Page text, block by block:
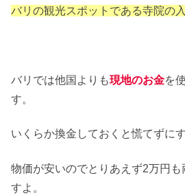
バリの観光スポットである寺院の
バリでは他国よりも現地のお金を
す。
いくらか換金しておくと慌てずにす
物価が安いのでとりあえず2万円
すよ。